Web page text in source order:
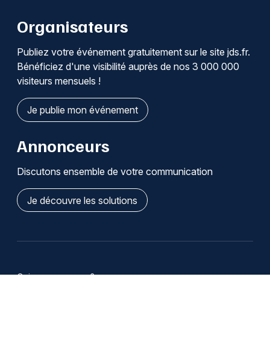
Organisateurs
Publiez votre événement gratuitement sur le site jds.fr.
Bénéficiez d'une visibilité auprès de nos 3 000 000
visiteurs mensuels !
Je publie mon événement
Annonceurs
Discutons ensemble de votre communication
Je découvre les solutions
Qui sommes-nous ?